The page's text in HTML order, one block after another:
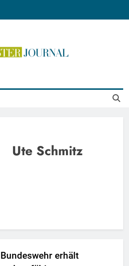
Ute Schmitz
Bundeswehr erhält